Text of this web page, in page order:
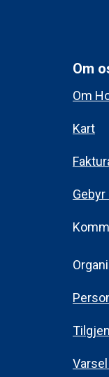
Om
Om
Kart